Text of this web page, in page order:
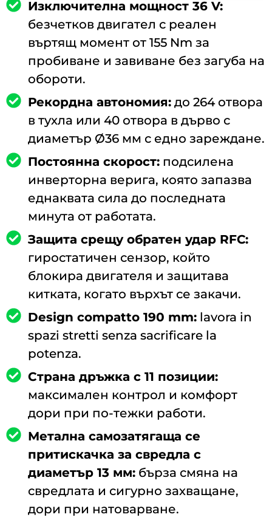
Изключителна мощност 36 V:
безчетков двигател с реален
въртящ момент от 155 Nm за
пробиване и завиване без загуба на
обороти.
Рекордна автономия: до 264 отвора
в тухла или 40 отвора в дърво с
диаметър Ø36 мм с едно зареждане.
Постоянна скорост: подсилена
инверторна верига, която запазва
еднаквата сила до последната
минута от работата.
Защита срещу обратен удар RFC:
гиростатичен сензор, който
блокира двигателя и защитава
китката, когато върхът се закачи.
Design compatto 190 mm: lavora in
spazi stretti senza sacrificare la
potenza.
Страна дръжка с 11 позиции:
максимален контрол и комфорт
дори при по-тежки работи.
Метална самозатягаща се
притискачка за свредла с
диаметър 13 мм: бърза смяна на
свредлата и сигурно захващане,
дори при натоварване.